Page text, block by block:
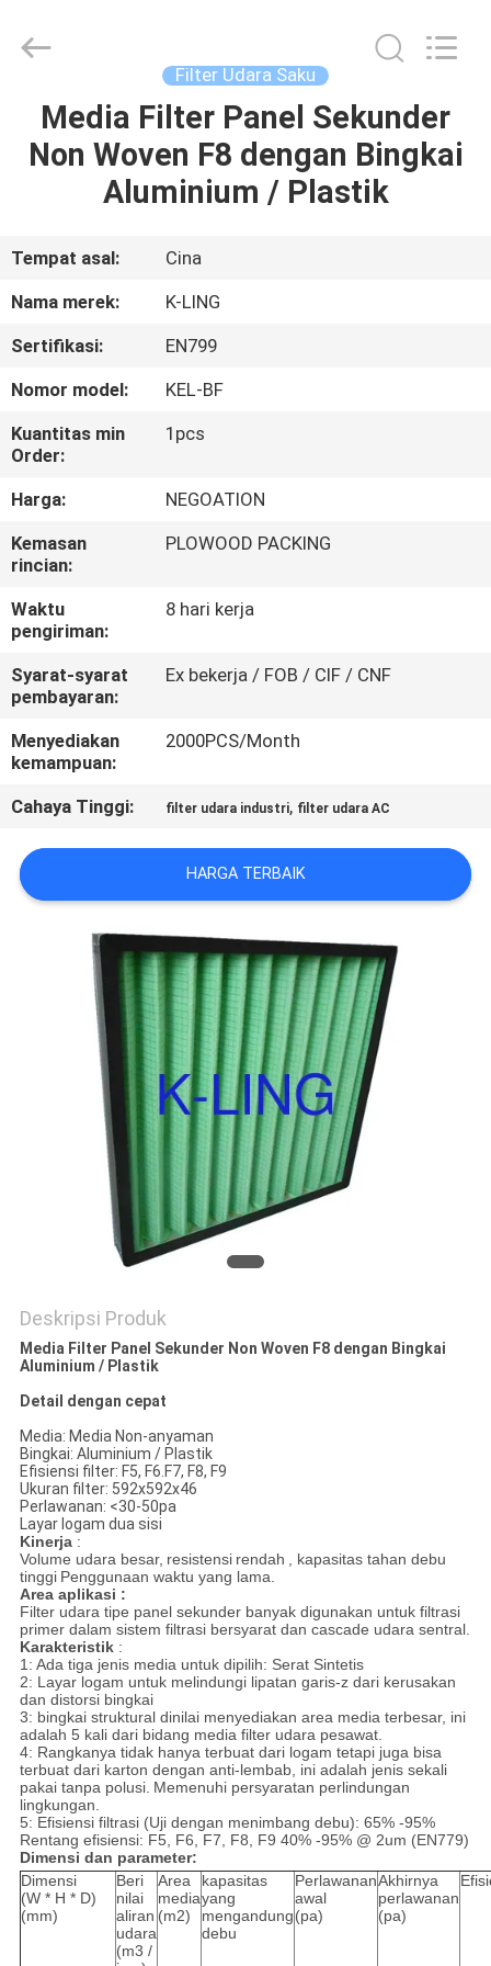
RUMAH
PRODUK
TENTANG
KAMI
TUR
PABRIK
KONTROL
KUALITAS
HUBUNGI
KAMI
BERITA
KASUS-
KASUS
SITEMAP
KEBIJAKAN
PRIVASI
Technology
Company.
Filter Udara Saku
Media Filter Panel Sekunder
Non Woven F8 dengan Bingkai
Aluminium / Plastik
Tempat asal:
Cina
Nama merek:
K-LING
Sertifikasi:
EN799
Nomor model:
KEL-BF
Kuantitas min
Order:
1pcs
Harga:
NEGOATION
Kemasan
rincian:
PLOWOOD PACKING
Waktu
pengiriman:
8 hari kerja
Syarat-syarat
pembayaran:
Ex bekerja / FOB / CIF / CNF
Menyediakan
kemampuan:
2000PCS/Month
Cahaya Tinggi: filter udara industri, filter udara AC
HARGA TERBAIK
Deskripsi Produk
Media Filter Panel Sekunder Non Woven F8 dengan Bingkai
Aluminium / Plastik
Detail dengan cepat
Media: Media Non-anyaman
Bingkai: Aluminium / Plastik
Efisiensi filter: F5, F6.F7, F8, F9
Ukuran filter: 592x592x46
Perlawanan: <30-50pa
Layar logam dua sisi
Kinerja:
Volume udara besar, resistensi rendah , kapasitas tahan debu
tinggi Penggunaan waktu yang lama.
Area aplikasi :
Filter udara tipe panel sekunder banyak digunakan untuk filtrasi
primer dalam sistem filtrasi bersyarat dan cascade udara sentral.
Karakteristik:
1: Ada tiga jenis media untuk dipilih: Serat Sintetis
2: Layar logam untuk melindungi lipatan garis-z dari kerusakan
dan distorsi bingkai
3: bingkai struktural dinilai menyediakan area media terbesar, ini
adalah 5 kali dari bidang media filter udara pesawat.
4: Rangkanya tidak hanya terbuat dari logam tetapi juga bisa
terbuat dari karton dengan anti-lembab, ini adalah jenis sekali
pakai tanpa polusi. Memenuhi persyaratan perlindungan
lingkungan.
5: Efisiensi filtrasi (Uji dengan menimbang debu): 65% -95%
Rentang efisiensi: F5, F6, F7, F8, F9 40% -95% @ 2um (EN779)
Dimensi dan parameter:
Dimensi
(W * H * D)
(mm)
Beri
nilai
aliran
udara
(m3 /
Area
media
(m2)
kapasitas
yang
mengandung
debu
Perlawanan
awal
(pa)
Akhirnya
perlawanan
(pa)